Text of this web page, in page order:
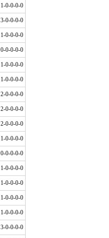
1-0-0-0-0
3-0-0-0-0
1-0-0-0-0
0-0-0-0-0
1-0-0-0-0
1-0-0-0-0
2-0-0-0-0
2-0-0-0-0
2-0-0-0-0
1-0-0-0-0
0-0-0-0-0
1-0-0-0-0
1-0-0-0-0
1-0-0-0-0
1-0-0-0-0
3-0-0-0-0